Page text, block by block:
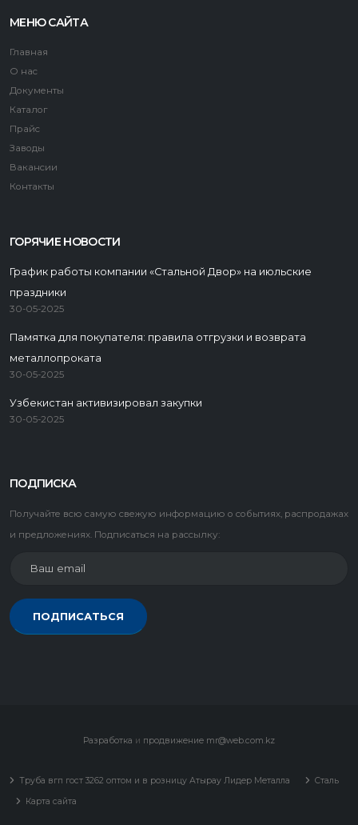
МЕНЮ САЙТА
Главная
О нас
Документы
Каталог
Прайс
Заводы
Вакансии
Контакты
ГОРЯЧИЕ НОВОСТИ
График работы компании «Стальной Двор» на июльские
праздники
30-05-2025
Памятка для покупателя: правила отгрузки и возврата
металлопроката
30-05-2025
Узбекистан активизировал закупки
30-05-2025
ПОДПИСКА
Получайте всю самую свежую информацию о событиях, распродажах
и предложениях. Подписаться на рассылку:
ПОДПИСАТЬСЯ
Разработка и продвижение mr@web.com.kz
Труба вгп гост 3262 оптом и в розницу Атырау Лидер Металла
Сталь
Карта сайта